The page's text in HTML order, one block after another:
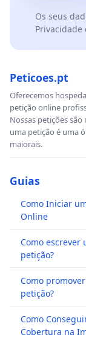
Os seus
Privacidade
Peticoes.pt
Oferecemos
petição online
Nossas petições
uma petição é uma
maiorais.
Guias
Como Iniciar
Online
Como escrever
petição?
Como
petição?
Como
Cobertura na